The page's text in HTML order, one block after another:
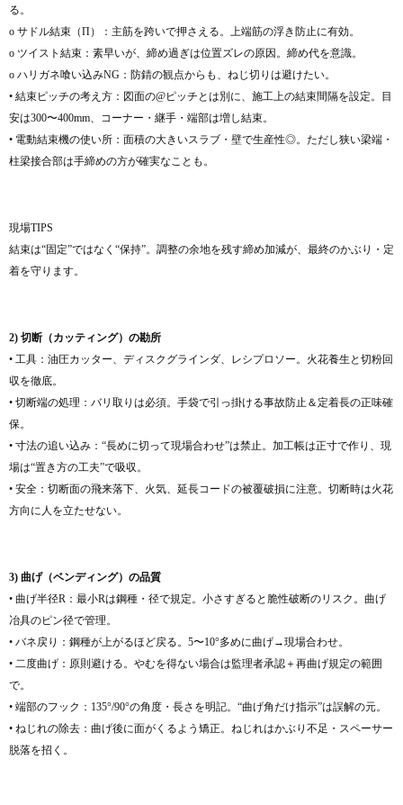
る。
o サドル結束（Π）：主筋を跨いで押さえる。上端筋の浮き防止に有効。
o ツイスト結束：素早いが、締め過ぎは位置ズレの原因。締め代を意識。
o ハリガネ喰い込みNG：防錆の観点からも、ねじ切りは避けたい。
• 結束ピッチの考え方：図面の@ピッチとは別に、施工上の結束間隔を設定。目
安は300〜400mm、コーナー・継手・端部は増し結束。
• 電動結束機の使い所：面積の大きいスラブ・壁で生産性◎。ただし狭い梁端・
柱梁接合部は手締めの方が確実なことも。
現場TIPS
結束は“固定”ではなく“保持”。調整の余地を残す締め加減が、最終のかぶり・定
着を守ります。
2) 切断（カッティング）の勘所
• 工具：油圧カッター、ディスクグラインダ、レシプロソー。火花養生と切粉回
収を徹底。
• 切断端の処理：バリ取りは必須。手袋で引っ掛ける事故防止＆定着長の正味確
保。
• 寸法の追い込み：“長めに切って現場合わせ”は禁止。加工帳は正寸で作り、現
場は“置き方の工夫”で吸収。
• 安全：切断面の飛来落下、火気、延長コードの被覆破損に注意。切断時は火花
方向に人を立たせない。
3) 曲げ（ベンディング）の品質
• 曲げ半径R：最小Rは鋼種・径で規定。小さすぎると脆性破断のリスク。曲げ
冶具のピン径で管理。
• バネ戻り：鋼種が上がるほど戻る。5〜10°多めに曲げ→現場合わせ。
• 二度曲げ：原則避ける。やむを得ない場合は監理者承認＋再曲げ規定の範囲
で。
• 端部のフック：135°/90°の角度・長さを明記。“曲げ角だけ指示”は誤解の元。
• ねじれの除去：曲げ後に面がくるよう矯正。ねじれはかぶり不足・スペーサー
脱落を招く。